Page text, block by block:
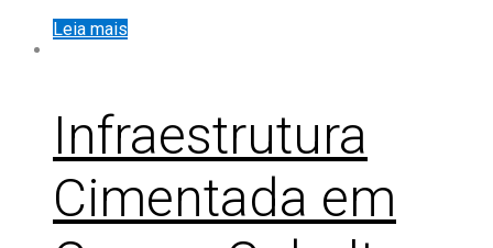
Leia mais
Infraestrutura
Cimentada em